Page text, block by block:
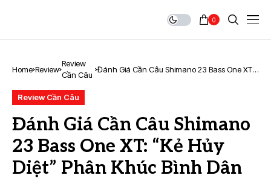
0
Home Review
Review
Cần Câu
Đánh Giá Cần Câu Shimano 23 Bass One XT:
Review Cần Câu
Đánh Giá Cần Câu Shimano
23 Bass One XT: “Kẻ Hủy
Diệt” Phân Khúc Bình Dân